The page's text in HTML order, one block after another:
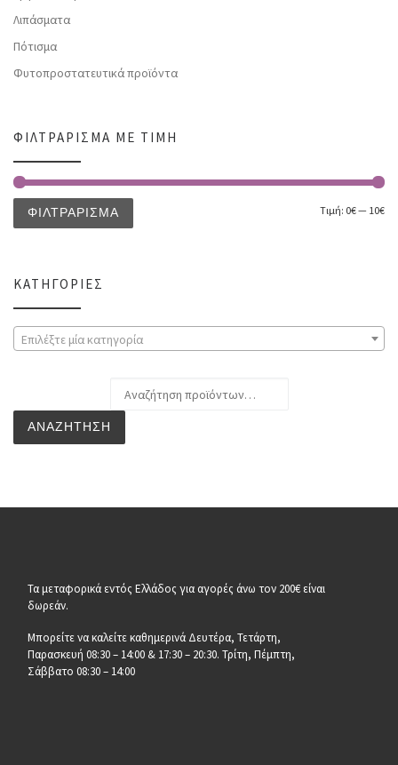
Λιπάσματα
Πότισμα
Φυτοπροστατευτικά προϊόντα
ΦΙΛΤΡΆΡΙΣΜΑ ΜΕ ΤΙΜΉ
ΦΙΛΤΡΆΡΙΣΜΑ Τιμή: 0€— 10€
ΚΑΤΗΓΟΡΊΕΣ
Επιλέξτε μία κατηγορία
ΑΝΑΖΉΤΗΣΗ
Τα μεταφορικά εντός Ελλάδος για αγορές άνω τον 200€ είναι
δωρεάν.
Μπορείτε να καλείτε καθημερινά Δευτέρα, Τετάρτη,
Παρασκευή 08:30 – 14:00 & 17:30 – 20:30. Τρίτη, Πέμπτη,
Σάββατο 08:30 – 14:00